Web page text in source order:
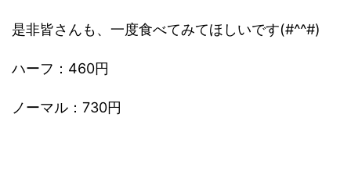
是非皆さんも、一度食べてみてほしいです(#^^#)
ハーフ：460円
ノーマル：730円